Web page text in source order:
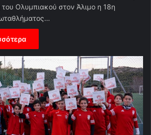
Ολυμπιακού στον Άλιμο η 18η